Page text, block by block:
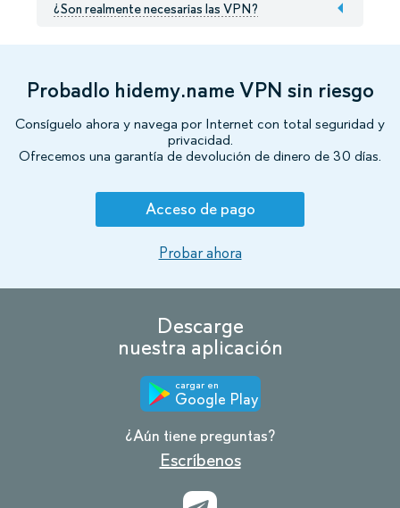
¿Son realmente necesarias las VPN?
Probadlo hidemy.name VPN sin riesgo
Consíguelo ahora y navega por Internet con total seguridad y
privacidad.
Ofrecemos una garantía de devolución de dinero de 30 días.
Acceso de pago
Probar ahora
Descarge
nuestra aplicación
cargar en
Google Play
¿Aún tiene preguntas?
Escríbenos